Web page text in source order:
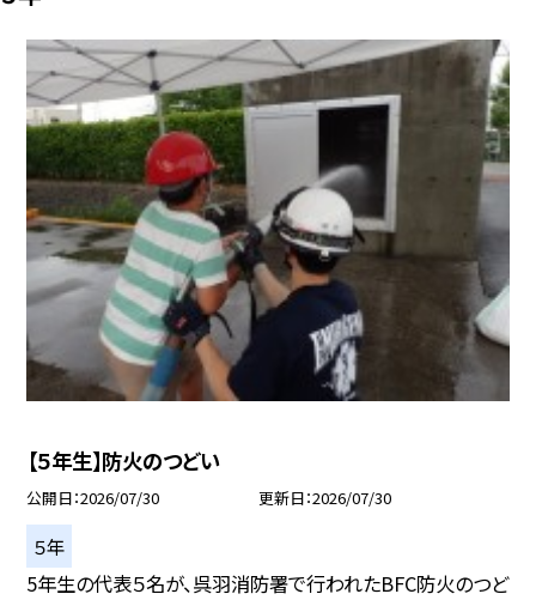
【５年生】防火のつどい
公開日 2026/07/30 更新日 2026/07/30
５年
5年生の代表５名が、呉羽消防署で行われたBFC防火のつど